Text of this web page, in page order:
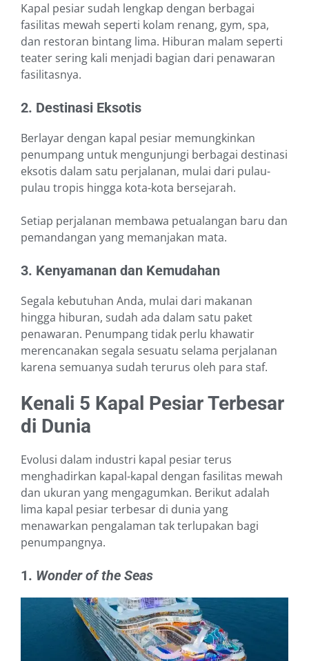
Kapal pesiar sudah lengkap dengan berbagai
fasilitas mewah seperti kolam renang, gym, spa,
dan restoran bintang lima. Hiburan malam seperti
teater sering kali menjadi bagian dari penawaran
fasilitasnya.
2. Destinasi Eksotis
Berlayar dengan kapal pesiar memungkinkan
penumpang untuk mengunjungi berbagai destinasi
eksotis dalam satu perjalanan, mulai dari pulau-
pulau tropis hingga kota-kota bersejarah.
Setiap perjalanan membawa petualangan baru dan
pemandangan yang memanjakan mata.
3. Kenyamanan dan Kemudahan
Segala kebutuhan Anda, mulai dari makanan
hingga hiburan, sudah ada dalam satu paket
penawaran. Penumpang tidak perlu khawatir
merencanakan segala sesuatu selama perjalanan
karena semuanya sudah terurus oleh para staf.
Kenali 5 Kapal Pesiar Terbesar
di Dunia
Evolusi dalam industri kapal pesiar terus
menghadirkan kapal-kapal dengan fasilitas mewah
dan ukuran yang mengagumkan. Berikut adalah
lima kapal pesiar terbesar di dunia yang
menawarkan pengalaman tak terlupakan bagi
penumpangnya.
1. Wonder of the Seas